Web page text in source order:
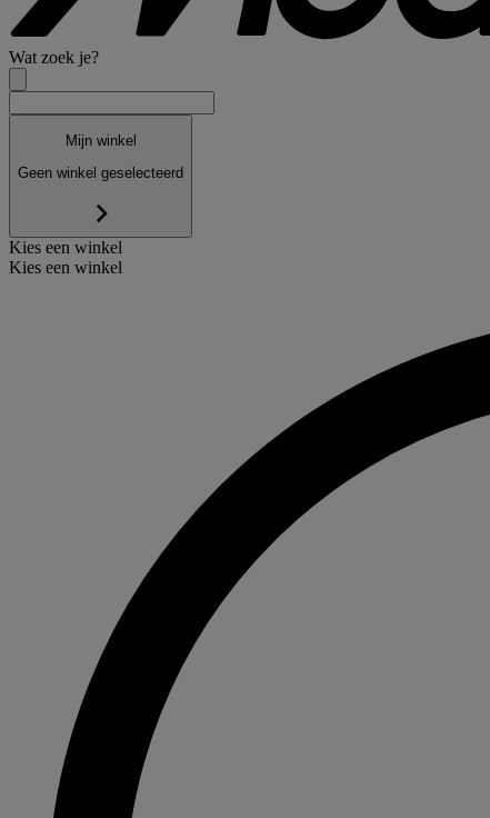
Wat zoek je?
Mijn winkel
Geen winkel geselecteerd
Kies een winkel
Kies een winkel